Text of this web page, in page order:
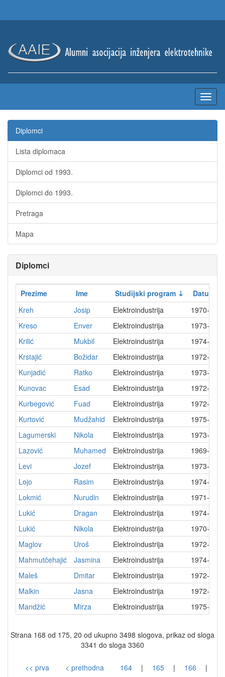
Diplomci
Lista diplomaca
Diplomci od 1993.
Diplomci do 1993.
Pretraga
Mapa
Diplomci
Prezime Ime Studijski program
Datum
Kreh
Josip Elektroindustrija
1970-03-
Kreso
Enver Elektroindustrija
1973-03-
Krilić
Mukbil Elektroindustrija
1974-04-
Krstajić
Božidar Elektroindustrija
1972-06-
Kunjadić
Ratko Elektroindustrija
1973-07-
Kunovac
Esad Elektroindustrija
1972-12-
Kurbegović
Fuad Elektroindustrija
1972-01-
Kurtović
Mudžahid Elektroindustrija
1975-02-
Lagumerski
Nikola Elektroindustrija
1973-01-
Lazović
Muhamed Elektroindustrija
1969-11-
Levi
Jozef Elektroindustrija
1973-02-
Lojo
Rasim Elektroindustrija
1974-01-
Lokmić
Nurudin Elektroindustrija
1971-03-
Lukić
Dragan Elektroindustrija
1974-09-
Lukić
Nikola Elektroindustrija
1970-06-
Maglov
Uroš Elektroindustrija
1972-03-
Mahmutčehajić
Jasmina Elektroindustrija
1974-07-
Maleš
Dmitar Elektroindustrija
1972-12-
Malkin
Jasna Elektroindustrija
1972-07-
Mandžić
Mirza Elektroindustrija 1975-07-
Strana 168 od 175, 20 od ukupno 3498 slogova, prikaz od sloga
3341 do sloga 3360
<< prva < prethodna 164 | 165 | 166 |